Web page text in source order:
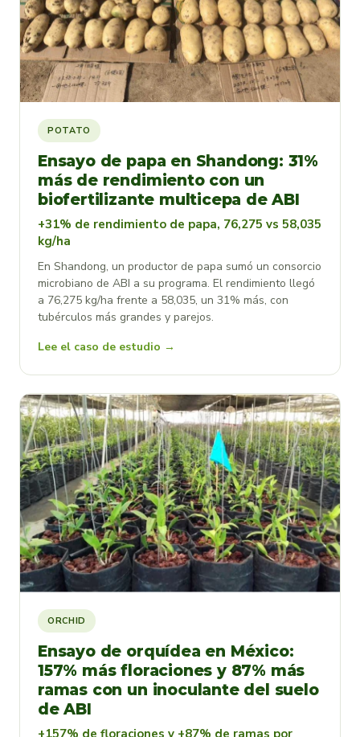
POTATO
Ensayo de papa en Shandong: 31%
más de rendimiento con un
biofertilizante multicepa de ABI
+31% de rendimiento de papa, 76,275 vs 58,035
kg/ha
En Shandong, un productor de papa sumó un consorcio
microbiano de ABI a su programa. El rendimiento llegó
a 76,275 kg/ha frente a 58,035, un 31% más, con
tubérculos más grandes y parejos.
Lee el caso de estudio →
ORCHID
Ensayo de orquídea en México:
157% más floraciones y 87% más
ramas con un inoculante del suelo
de ABI
+157% de floraciones y +87% de ramas por